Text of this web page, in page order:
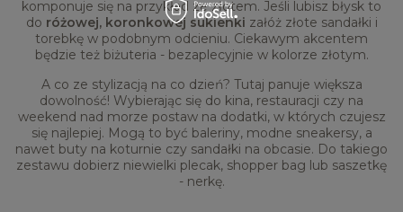
komponuje się na przykład ze złotem. Jeśli lubisz błysk to
do różowej, koronkowej sukienki załóż złote sandałki i
torebkę w podobnym odcieniu. Ciekawym akcentem
będzie też biżuteria - bezaplecyjnie w kolorze złotym.
A co ze stylizacją na co dzień? Tutaj panuje większa
dowolność! Wybierając się do kina, restauracji czy na
weekend nad morze postaw na dodatki, w których czujesz
się najlepiej. Mogą to być baleriny, modne sneakersy, a
nawet buty na koturnie czy sandałki na obcasie. Do takiego
zestawu dobierz niewielki plecak, shopper bag lub saszetkę
- nerkę.